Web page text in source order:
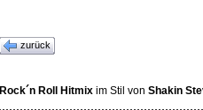
zurück
Rock´n Roll Hitmixim Stil von Shakin